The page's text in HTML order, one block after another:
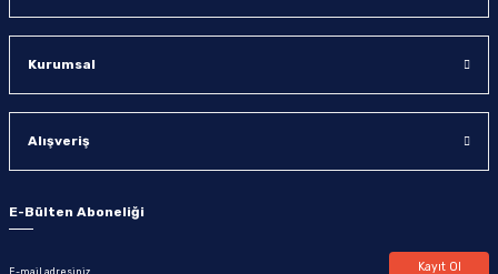
Kurumsal
Alışveriş
E-Bülten Aboneliği
Kayıt Ol